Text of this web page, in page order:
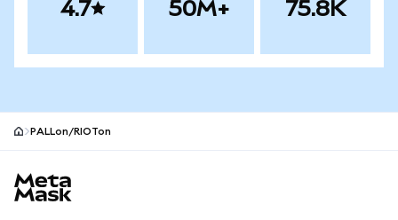
4.7 50M+ 75.8K
PALLon/RIOTon